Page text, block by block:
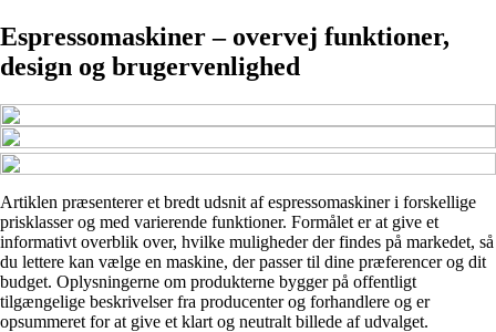
Espressomaskiner – overvej funktioner,
design og brugervenlighed
Artiklen præsenterer et bredt udsnit af espressomaskiner i forskellige
prisklasser og med varierende funktioner. Formålet er at give et
informativt overblik over, hvilke muligheder der findes på markedet, så
du lettere kan vælge en maskine, der passer til dine præferencer og dit
budget. Oplysningerne om produkterne bygger på offentligt
tilgængelige beskrivelser fra producenter og forhandlere og er
opsummeret for at give et klart og neutralt billede af udvalget.